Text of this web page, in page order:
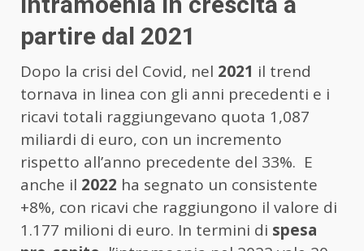
partire dal 2021
Dopo la crisi del Covid, nel 2021 il trend
tornava in linea con gli anni precedenti e i
ricavi totali raggiungevano quota 1,087
miliardi di euro, con un incremento
rispetto all’anno precedente del 33%. E
anche il 2022 ha segnato un consistente
+8%, con ricavi che raggiungono il valore di
1.177 milioni di euro. In termini di spesa